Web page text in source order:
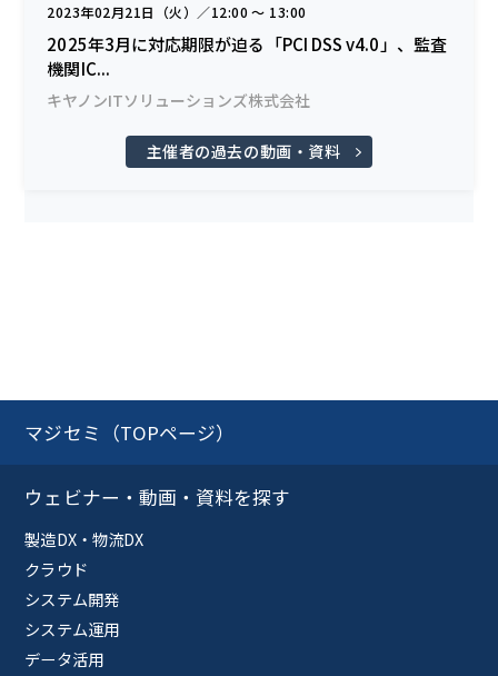
2023年02月21日（火）／12:00 〜 13:00
2025年3月に対応期限が迫る「PCI DSS v4.0」、監査
機関IC...
キヤノンITソリューションズ株式会社
主催者の過去の動画・資料
マジセミ（TOPページ）
ウェビナー・動画・資料を探す
製造DX・物流DX
クラウド
システム開発
システム運用
データ活用